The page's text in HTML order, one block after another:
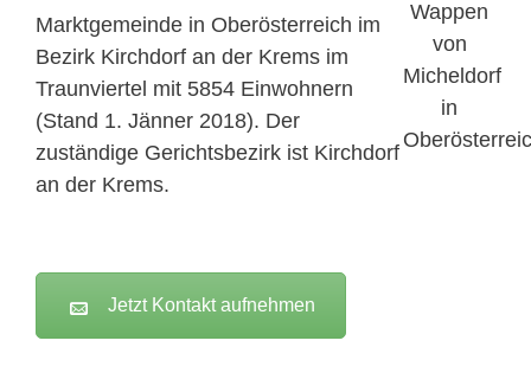
Marktgemeinde in Oberösterreich im
Bezirk Kirchdorf an der Krems im
Traunviertel mit 5854 Einwohnern
(Stand 1. Jänner 2018). Der
zuständige Gerichtsbezirk ist Kirchdorf
an der Krems.
Jetzt Kontakt aufnehmen